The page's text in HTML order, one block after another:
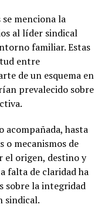
menciona la
al líder sindical
familiar. Estas
entre
de un esquema en
prevalecido sobre
acompañada, hasta
o mecanismos de
el origen, destino y
falta de claridad ha
sobre la integridad
sindical.